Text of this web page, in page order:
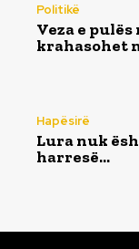
Politikë
Veza e
krahasohet
Hapësirë
Lura nuk
harresë…